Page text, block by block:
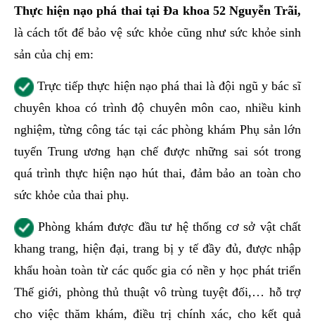
Thực hiện nạo phá thai tại Đa khoa 52 Nguyễn Trãi,
là cách tốt để bảo vệ sức khỏe cũng như sức khỏe sinh
sản của chị em:
Trực tiếp thực hiện nạo phá thai là đội ngũ y bác sĩ
chuyên khoa có trình độ chuyên môn cao, nhiều kinh
nghiệm, từng công tác tại các phòng khám Phụ sản lớn
tuyến Trung ương hạn chế được những sai sót trong
quá trình thực hiện nạo hút thai, đảm bảo an toàn cho
sức khỏe của thai phụ.
Phòng khám được đầu tư hệ thống cơ sở vật chất
khang trang, hiện đại, trang bị y tế đầy đủ, được nhập
khẩu hoàn toàn từ các quốc gia có nền y học phát triển
Thế giới, phòng thủ thuật vô trùng tuyệt đối,… hỗ trợ
cho việc thăm khám, điều trị chính xác, cho kết quả